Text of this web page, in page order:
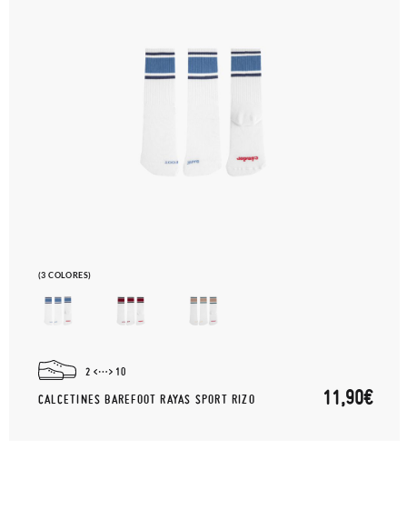
(3 COLORES)
2 10
CALCETINES BAREFOOT RAYAS SPORT RIZO 11,90€